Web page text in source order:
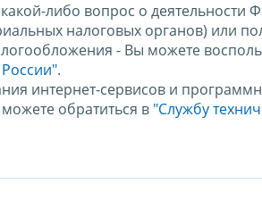
либо вопрос о деятельности
налоговых органов) или
- Вы можете
.
интернет-сервисов и
обратиться в "Службу